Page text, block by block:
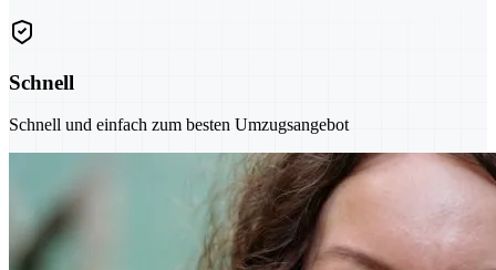
Schnell
Schnell und einfach zum besten Umzugsangebot